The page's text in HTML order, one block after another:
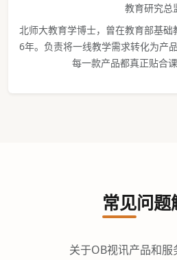
教育研究总
北师大教育学博士，曾在教育部基
6年。负责将一线教学需求转化为产
每一款产品都真正贴合课
常见问题
关于OB视讯产品和服